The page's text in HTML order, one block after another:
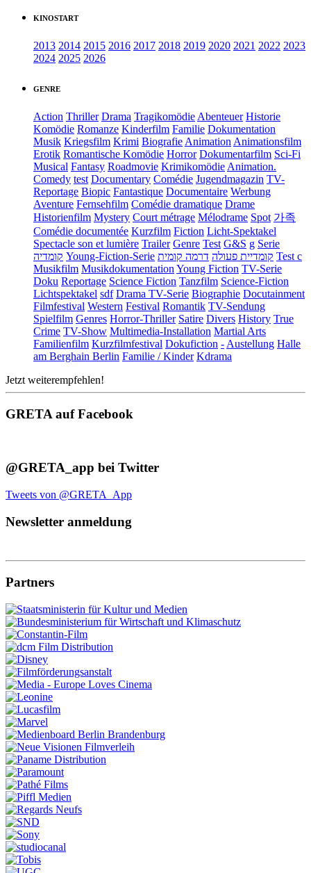
KINOSTART
2013 2014 2015 2016 2017 2018 2019 2020 2021 2022 2023
2024 2025 2026
GENRE
Action Thriller Drama Tragikomödie Abenteuer Historie
Komödie Romanze Kinderfilm Familie Dokumentation
Musik Kriegsfilm Krimi Biografie Animation Animationsfilm
Erotik Romantische Komödie Horror Dokumentarfilm Sci-Fi
Musical Fantasy Roadmovie Krimikomödie Animation.
Comedy test Documentary Comédie Jugendmagazin TV-
Reportage Biopic Fantastique Documentaire Werbung
Aventure Fernsehfilm Comédie dramatique Drame
Historienfilm Mystery Court métrage Mélodrame Spot 가족
Comédie documentée Kurzfilm Fiction Licht-Spektakel
Spectacle son et lumière Trailer Genre Test G&S g Serie
קומדיה Young-Fiction-Serie קומדיית פעולה דרמה קומית
Test c
Musikfilm Musikdokumentation Young Fiction TV-Serie
Doku Reportage Science Fiction Tanzfilm Science-Fiction
Lichtspektakel sdf Drama TV-Serie Biographie Docutainment
Filmfestival Western Festival Romantik TV-Sendung
Spielfilm Genres Horror-Thriller Satire Divers History True
Crime TV-Show Multimedia-Installation Martial Arts
Familienfilm Kurzfilmfestival Dokufiction - Austellung Halle
am Berghain Berlin Familie / Kinder Kdrama
Jetzt weiterempfehlen!
GRETA auf Facebook
@GRETA_app bei Twitter
Tweets von @GRETA_App
Newsletter anmeldung
Partners